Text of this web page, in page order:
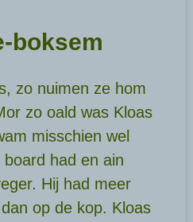
boksem
zo nuimen ze hom
zo oald was Kloas
misschien wel
had en ain
Hij had meer
op de kop. Kloas